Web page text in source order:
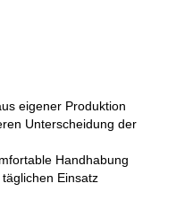
eigener Produktion
Unterscheidung der
Handhabung
Einsatz